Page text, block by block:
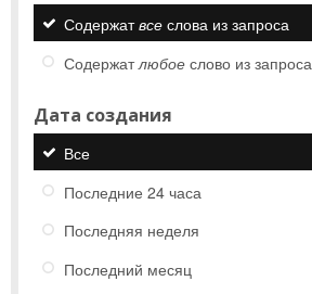
Содержатвсе слова из запроса
Содержатлюбое слово из запроса
Дата создания
Все
Последние 24 часа
Последняя неделя
Последний месяц